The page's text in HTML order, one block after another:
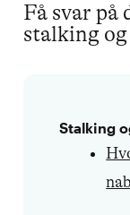
Få svar på
stalking
Stalking